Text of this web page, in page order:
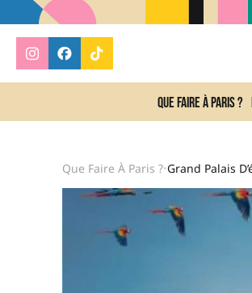
Que faire à Paris ?
Que Faire À Paris ?•